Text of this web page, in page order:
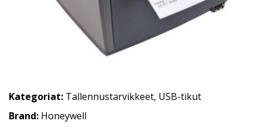
Kategoriat: Tallennustarvikkeet, USB-tikut
Brand: Honeywell